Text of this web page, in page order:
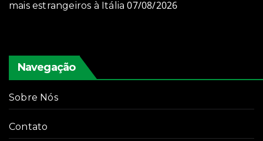
mais estrangeiros à Itália 07/08/2026
Navegação
Sobre Nós
Contato